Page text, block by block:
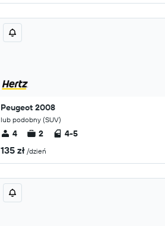
Peugeot 2008
lub podobny (SUV)
4 2 4-5
135 zł /dzień